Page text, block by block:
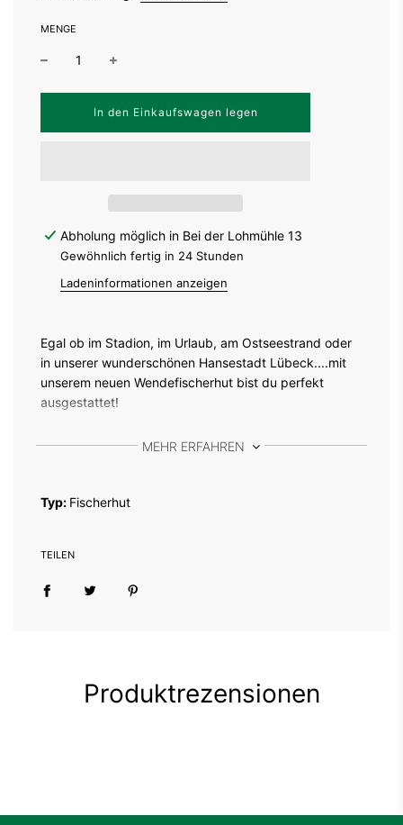
MENGE
W
d
e
n
.
.
In den Einkaufswagen legen
Abholung möglich in Bei der Lohmühle 13
Gewöhnlich fertig in 24 Stunden
Ladeninformationen anzeigen
Egal ob im Stadion, im Urlaub, am Ostseestrand oder
in unserer wunderschönen Hansestadt Lübeck....mit
unserem neuen Wendefischerhut bist du perfekt
ausgestattet!
Detail! Überzeug dich selber!
Seiten zeigst du deine Verbundenheit zum VfB. Mit
abgerundet.
Material: 100 % Baumwolle
MEHR ERFAHREN
Typ: Fischerhut
TEILEN
Produktrezensionen